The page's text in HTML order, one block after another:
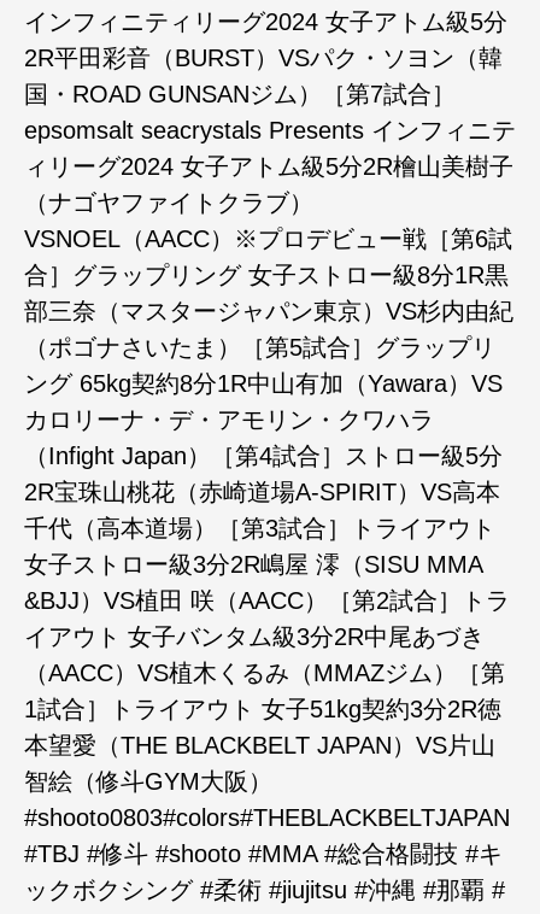
インフィニティリーグ2024 女子アトム級5分
2R平田彩音（BURST）VSパク・ソヨン（韓
国・ROAD GUNSANジム）［第7試合］
epsomsalt seacrystals Presents インフィニテ
ィリーグ2024 女子アトム級5分2R檜山美樹子
（ナゴヤファイトクラブ）
VSNOEL（AACC）※プロデビュー戦［第6試
合］グラップリング 女子ストロー級8分1R黒
部三奈（マスタージャパン東京）VS杉内由紀
（ポゴナさいたま）［第5試合］グラップリ
ング 65kg契約8分1R中山有加（Yawara）VS
カロリーナ・デ・アモリン・クワハラ
（Infight Japan）［第4試合］ストロー級5分
2R宝珠山桃花（赤崎道場A-SPIRIT）VS高本
千代（高本道場）［第3試合］トライアウト
女子ストロー級3分2R嶋屋 澪（SISU MMA
&BJJ）VS植田 咲（AACC）［第2試合］トラ
イアウト 女子バンタム級3分2R中尾あづき
（AACC）VS植木くるみ（MMAZジム）［第
1試合］トライアウト 女子51kg契約3分2R徳
本望愛（THE BLACKBELT JAPAN）VS片山
智絵（修斗GYM大阪）
#shooto0803#colors#THEBLACKBELTJAPAN
#TBJ #修斗 #shooto #MMA #総合格闘技 #キ
ックボクシング #柔術 #jiujitsu #沖縄 #那覇 #